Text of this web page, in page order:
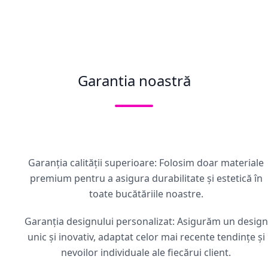
Garantia noastră
Garanția calității superioare: Folosim doar materiale
premium pentru a asigura durabilitate și estetică în
toate bucătăriile noastre.
Garanția designului personalizat: Asigurăm un design
unic și inovativ, adaptat celor mai recente tendințe și
nevoilor individuale ale fiecărui client.